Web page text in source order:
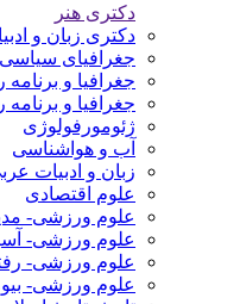
دکتری هنر
دکتری زبان و
جغرافیای سیاسی
جغرافیا و
جغرافیا و
ژئومورفولوژی
آب و هواشناسی
زبان و ادبیات
علوم اقتصادی
علوم ورزشی-
علوم ورزشی-
علوم ورزشی-
علوم ورزشی-